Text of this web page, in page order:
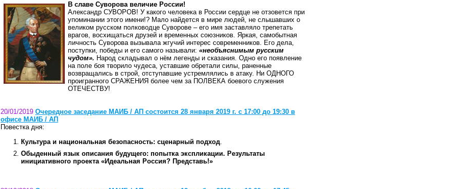
В славе Суворова величие России!
Александр СУВОРОВ! У какого человека в России сердце не отзовется при
упоминании этого имени!? Мало найдется в мире людей, не слышавших о
великом русском полководце Суворове – его имя заставляло трепетать
врагов, восхищаться друзей и временных союзников. Яркая, самобытная
личность Суворова вызывала жгучий интерес современников. Его дела,
поступки, победы и его самого называли: «необъяснимым русским
чудом». Народ складывал о нём легенды и сказания. Одно его появление
на поле боя творило чудеса, уставшие обретали силы, раненные
возвращались в строй, отступавшие устремлялись в атаку. Ни ОДНОГО
проигранного СРАЖЕНИЯ более чем за ПОЛВЕКА боевого служения
ОТЕЧЕСТВУ!
20/01/2019 Очередное заседание МАИБ / АП состоится 28 января 2019 г. с 17:00 до 19:30 в
офисе МАИБ / АП
Повестка дня:
Культура и национальная безопасность: сценарный подход
Обыденный язык описания будущего: попытка экспликации. Результаты
инициативного проекта «Идеальная Россия? Представь!»